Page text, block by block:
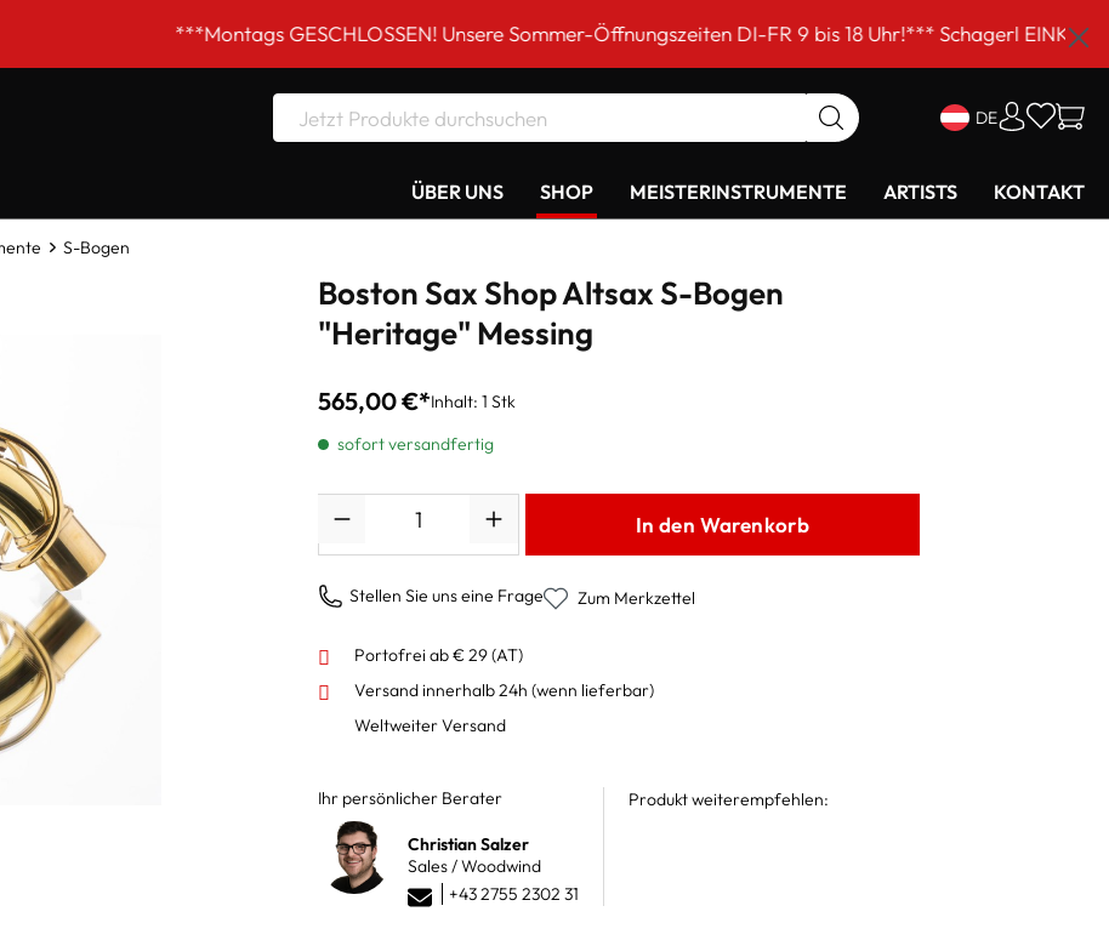
***Montags GESCHLOSSEN! Unsere Sommer-Öffnungszeiten DI-FR 9 bis 18 Uhr!*** Schagerl
DE
ÜBER UNS SHOP MEISTERINSTRUMENTE ARTISTS KONTAKT
S-Bogen
Boston Sax Shop Altsax S-Bogen
"Heritage" Messing
565,00 €*Inhalt: 1 Stk
sofort versandfertig
In den Warenkorb
Stellen Sie uns eine Frage Zum Merkzettel
Portofrei ab € 29 (AT)
Versand innerhalb 24h (wenn lieferbar)
Weltweiter Versand
Ihr persönlicher Berater
Christian Salzer
Sales / Woodwind
+43 2755 2302 31
Produkt weiterempfehlen: